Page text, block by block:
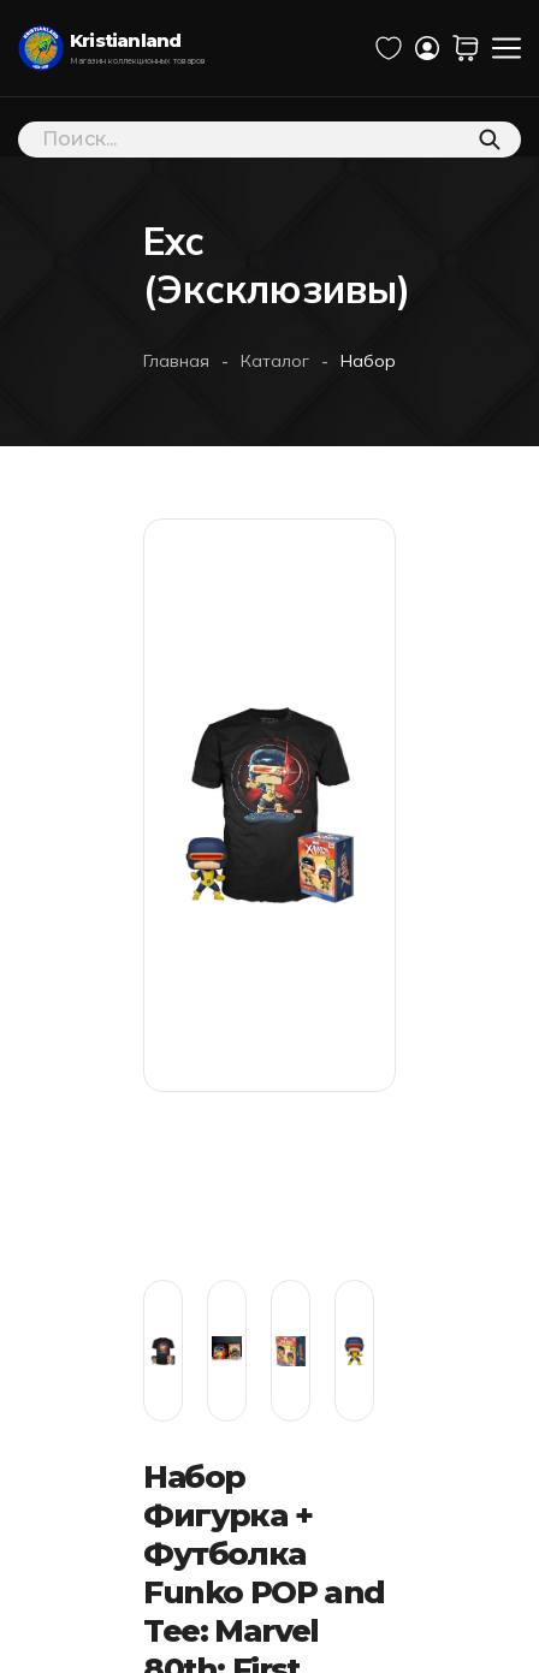
Kristianland
Магазин коллекционных товаров
Поиск
товаров
Exc
(Эксклюзивы)
Главная - Каталог - Набор Фигурка +
Набор
Фигурка +
Футболка
Funko POP and
Tee: Marvel